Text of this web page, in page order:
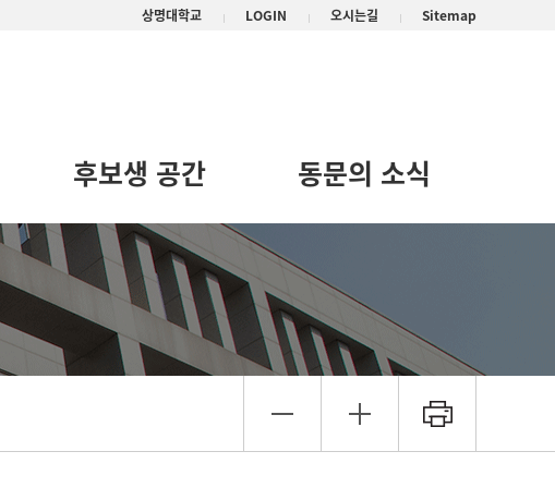
상명대학교 LOGIN 오시는길 Sitemap
후보생 공간 동문의 소식